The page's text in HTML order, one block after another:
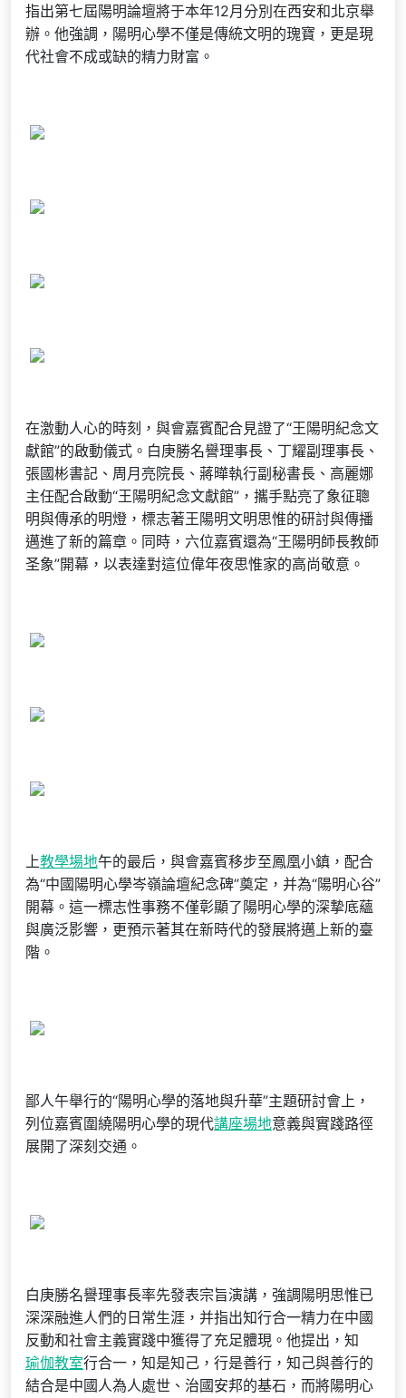
指出第七屆陽明論壇將于本年12月分別在西安和北京舉
辦。他強調，陽明心學不僅是傳統文明的瑰寶，更是現
代社會不成或缺的精力財富。
在激動人心的時刻，與會嘉賓配合見證了“王陽明紀念文
獻館”的啟動儀式。白庚勝名譽理事長、丁耀副理事長、
張國彬書記、周月亮院長、蔣曄執行副秘書長、高麗娜
主任配合啟動“王陽明紀念文獻館”，攜手點亮了象征聰
明與傳承的明燈，標志著王陽明文明思惟的研討與傳播
邁進了新的篇章。同時，六位嘉賓還為“王陽明師長教師
圣象”開幕，以表達對這位偉年夜思惟家的高尚敬意。
上教學場地午的最后，與會嘉賓移步至鳳凰小鎮，配合
為“中國陽明心學岑嶺論壇紀念碑”奠定，并為“陽明心谷”
開幕。這一標志性事務不僅彰顯了陽明心學的深摯底蘊
與廣泛影響，更預示著其在新時代的發展將邁上新的臺
階。
鄙人午舉行的“陽明心學的落地與升華”主題研討會上，
列位嘉賓圍繞陽明心學的現代講座場地意義與實踐路徑
展開了深刻交通。
白庚勝名譽理事長率先發表宗旨演講，強調陽明思惟已
深深融進人們的日常生涯，并指出知行合一精力在中國
反動和社會主義實踐中獲得了充足體現。他提出，知
瑜伽教室行合一，知是知己，行是善行，知己與善行的
結合是中國人為人處世、治國安邦的基石，而將陽明心